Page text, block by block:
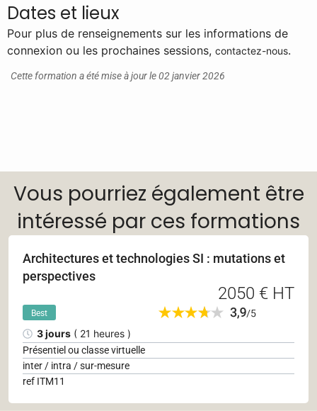
Dates et lieux
Pour plus de renseignements sur les informations de
connexion ou les prochaines sessions, contactez-nous.
Cette formation a été mise à jour le 02 janvier 2026
Vous pourriez également être
intéressé par ces formations
Architectures et technologies SI : mutations et
perspectives
2050 € HT
Best
3 jours ( 21 heures )
Présentiel ou classe virtuelle
inter / intra / sur-mesure
ref ITM11